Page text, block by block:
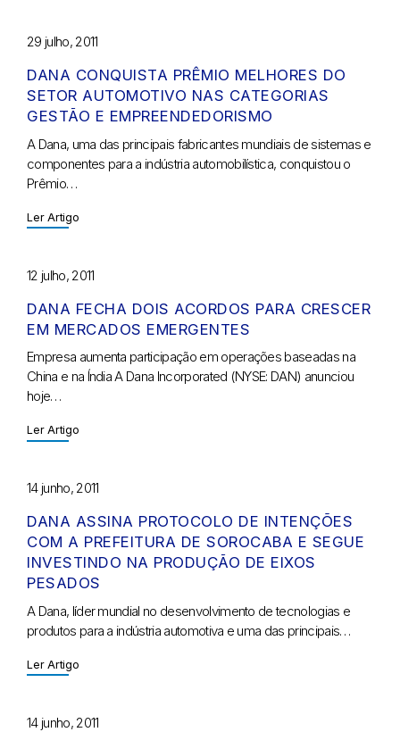
29 julho, 2011
DANA CONQUISTA PRÊMIO MELHORES DO
SETOR AUTOMOTIVO NAS CATEGORIAS
GESTÃO E EMPREENDEDORISMO
A Dana, uma das principais fabricantes mundiais de sistemas e
componentes para a indústria automobilística, conquistou o
Prêmio…
Ler Artigo
12 julho, 2011
DANA FECHA DOIS ACORDOS PARA CRESCER
EM MERCADOS EMERGENTES
Empresa aumenta participação em operações baseadas na
China e na Índia A Dana Incorporated (NYSE: DAN) anunciou
hoje…
Ler Artigo
14 junho, 2011
DANA ASSINA PROTOCOLO DE INTENÇÕES
COM A PREFEITURA DE SOROCABA E SEGUE
INVESTINDO NA PRODUÇÃO DE EIXOS
PESADOS
A Dana, líder mundial no desenvolvimento de tecnologias e
produtos para a indústria automotiva e uma das principais…
Ler Artigo
14 junho, 2011